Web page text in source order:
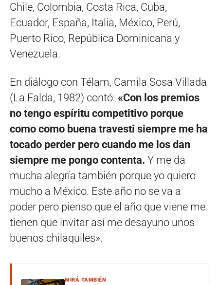
Chile, Colombia, Costa Rica, Cuba,
Ecuador, España, Italia, México, Perú,
Puerto Rico, República Dominicana y
Venezuela.
En diálogo con Télam, Camila Sosa Villada
(La Falda, 1982) contó: «Con los premios
no tengo espíritu competitivo porque
como como buena travesti siempre me ha
tocado perder pero cuando me los dan
siempre me pongo contenta. Y me da
mucha alegría también porque yo quiero
mucho a México. Este año no se va a
poder pero pienso que el año que viene me
tienen que invitar así me desayuno unos
buenos chilaquiles».
MIRÁ TAMBIÉN